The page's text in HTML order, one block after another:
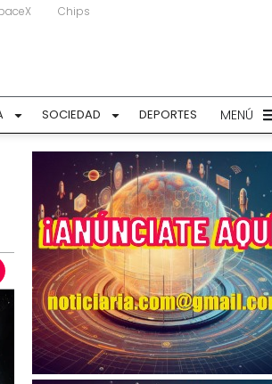
Chips
SOCIEDAD DEPORTES MENÚ